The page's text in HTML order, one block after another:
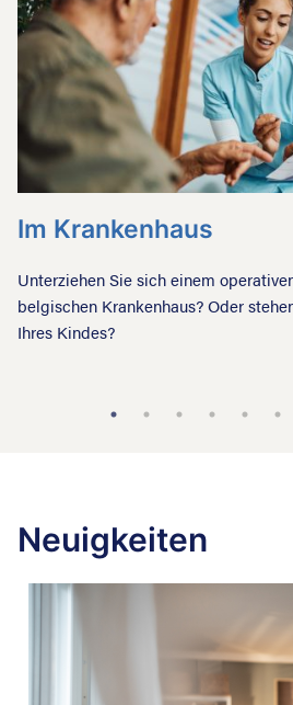
Im Krankenhaus
Unterziehen Sie sich einem
belgischen Krankenhaus? Oder
Ihres Kindes?
Neuigkeiten